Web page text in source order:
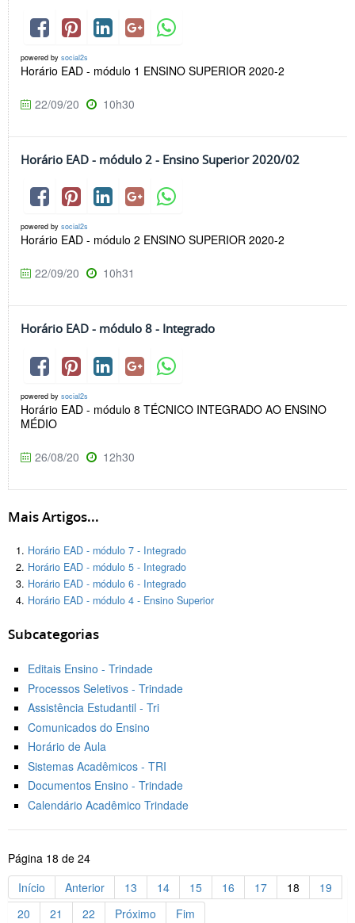
powered by social2s
Horário EAD - módulo 1 ENSINO SUPERIOR 2020-2
22/09/20 10h30
Horário EAD - módulo 2 - Ensino Superior 2020/02
powered by social2s
Horário EAD - módulo 2 ENSINO SUPERIOR 2020-2
22/09/20 10h31
Horário EAD - módulo 8 - Integrado
powered by social2s
Horário EAD - módulo 8 TÉCNICO INTEGRADO AO ENSINO
MÉDIO
26/08/20 12h30
Mais Artigos...
Horário EAD - módulo 7 - Integrado
Horário EAD - módulo 5 - Integrado
Horário EAD - módulo 6 - Integrado
Horário EAD - módulo 4 - Ensino Superior
Subcategorias
Editais Ensino - Trindade
Processos Seletivos - Trindade
Assistência Estudantil - Tri
Comunicados do Ensino
Horário de Aula
Sistemas Acadêmicos - TRI
Documentos Ensino - Trindade
Calendário Acadêmico Trindade
Página 18 de 24
Início
Anterior 13 14 15 16 17 18
19
20
21 22 Próximo Fim